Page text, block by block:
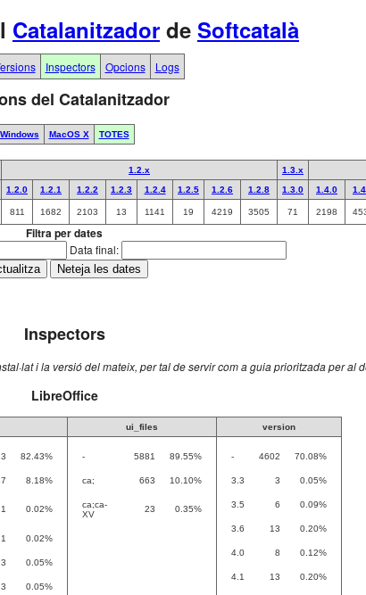
Catalanitzador de Softcatalà
Inspectors Opcions Logs
del Catalanitzador
Windows MacOS X TOTES
1.2.x 1.3.x
1.2.0 1.2.1 1.2.2 1.2.3 1.2.4 1.2.5 1.2.6 1.2.8 1.3.0 1.4.0
811 1682 2103 13 1141 19 4219 3505 71 2198
Filtra per dates
Data final:
Inspectors
i la versió del mateix, per tal de servir com a guia prioritzada per al
LibreOffice
ui_files version
82.43%
8.18%
1 0.02%
1 0.02%
3 0.05%
3 0.05%
- 5881 89.55%
ca; 663 10.10%
ca;ca-
XV
23 0.35%
- 4602 70.08%
3.3 3 0.05%
3.5 6 0.09%
3.6 13 0.20%
4.0 8 0.12%
4.1 13 0.20%